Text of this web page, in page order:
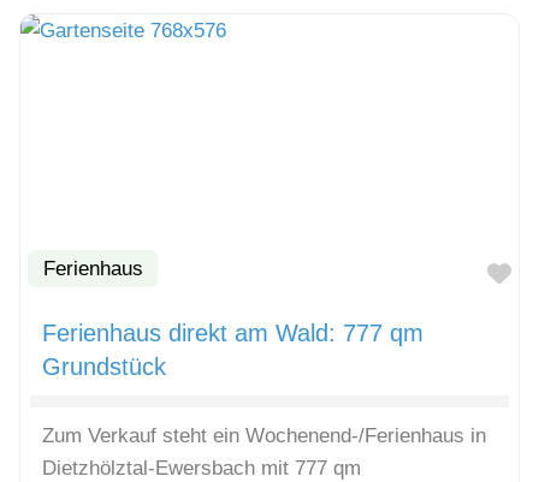
Ferienhaus
Ferienhaus direkt am Wald: 777 qm
Grundstück
Zum Verkauf steht ein Wochenend-/Ferienhaus in
Dietzhölztal-Ewersbach mit 777 qm